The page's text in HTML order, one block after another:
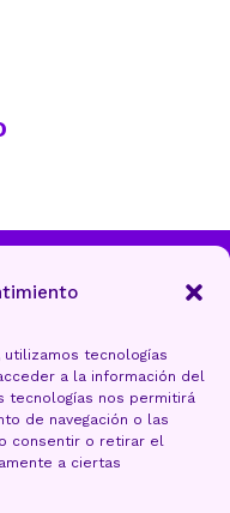
tecnologías
a la información del
tecnologías nos permitirá
de navegación o las
consentir o retirar el
a ciertas
de datos